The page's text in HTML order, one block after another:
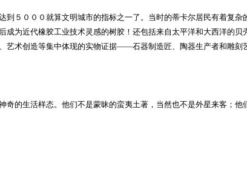
０００就算文明城市的指标之一了。当时的蒂卡尔居民有着复杂
为近代橡胶工业技术灵感的树胶！还包括来自太平洋和大西洋的
艺术创造等集中体现的实物证据——石器制造匠、陶器生产者和雕
生活样态。他们不是蒙昧的蛮夷土著，当然也不是外星来客；他